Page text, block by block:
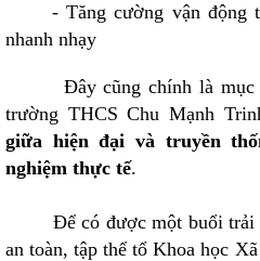
- Tăng cường vận động
nhanh nhạy
Đây cũng chính là mục
trường THCS Chu Mạnh
giữa hiện đại và truyền
nghiệm thực tế.
Để có được một buổi trải
an toàn, tập thể tổ Khoa học